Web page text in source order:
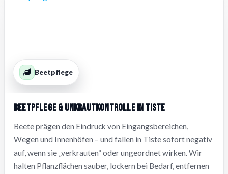
Beetpflege
Beetpflege & Unkrautkontrolle in Tiste
Beete prägen den Eindruck von Eingangsbereichen,
Wegen und Innenhöfen – und fallen in Tiste sofort negativ
auf, wenn sie „verkrauten“ oder ungeordnet wirken. Wir
halten Pflanzflächen sauber, lockern bei Bedarf, entfernen